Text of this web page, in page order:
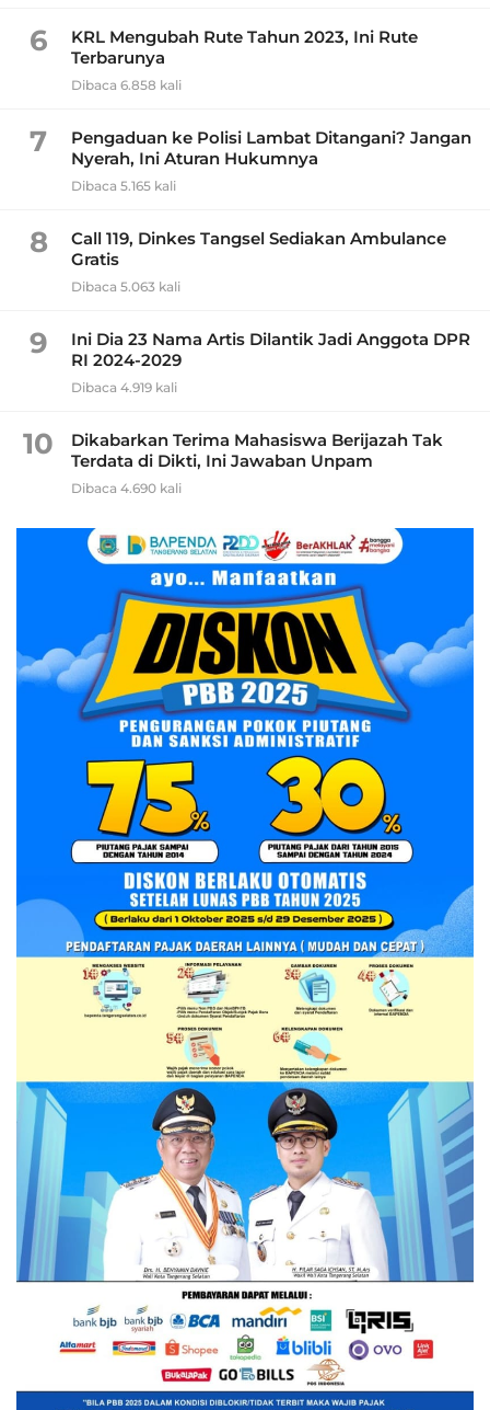
6
KRL Mengubah Rute Tahun 2023, Ini Rute
Terbarunya
Dibaca 6.858 kali
7
Pengaduan ke Polisi Lambat Ditangani? Jangan
Nyerah, Ini Aturan Hukumnya
Dibaca 5.165 kali
8
Call 119, Dinkes Tangsel Sediakan Ambulance
Gratis
Dibaca 5.063 kali
9
Ini Dia 23 Nama Artis Dilantik Jadi Anggota DPR
RI 2024-2029
Dibaca 4.919 kali
10
Dikabarkan Terima Mahasiswa Berijazah Tak
Terdata di Dikti, Ini Jawaban Unpam
Dibaca 4.690 kali